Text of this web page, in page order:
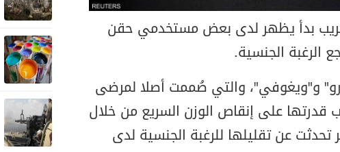
غريب بدأ يظهر لدى بعض مستخدمي حقن
الرغبة الجنسية.
و"ويغوفي"، والتي صُممت أصلا لمرضى
قدرتها على إنقاص الوزن السريع من خلال
تحدثت عن تقليلها للرغبة الجنسية لدى